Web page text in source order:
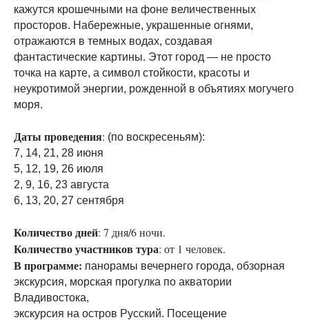
кажутся крошечными на фоне величественных
просторов. Набережные, украшенные огнями,
отражаются в темных водах, создавая
фантастические картины. Этот город — не просто
точка на карте, а символ стойкости, красоты и
неукротимой энергии, рожденной в объятиях могучего
моря.
Даты проведения: (по воскресеньям):
7, 14, 21, 28 июня
5, 12, 19, 26 июля
2, 9, 16, 23 августа
6, 13, 20, 27 сентября
Количество дней: 7 дня/6 ночи.
Количество участников тура: от 1 человек.
В программе: панорамы вечернего города, обзорная
экскурсия, морская прогулка по акватории
Владивостока,
экскурсия на остров Русский. Посещение